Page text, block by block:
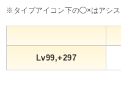
※タイプアイコン下の◯×はアシス
Lv99,+297